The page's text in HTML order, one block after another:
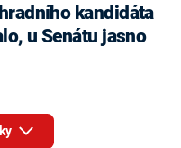
kandidáta
u Senátu jasno